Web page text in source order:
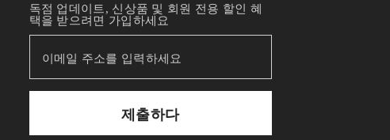
독점 업데이트, 신상품 및 회원 전용 할인 혜
택을 받으려면 가입하세요
제출하다